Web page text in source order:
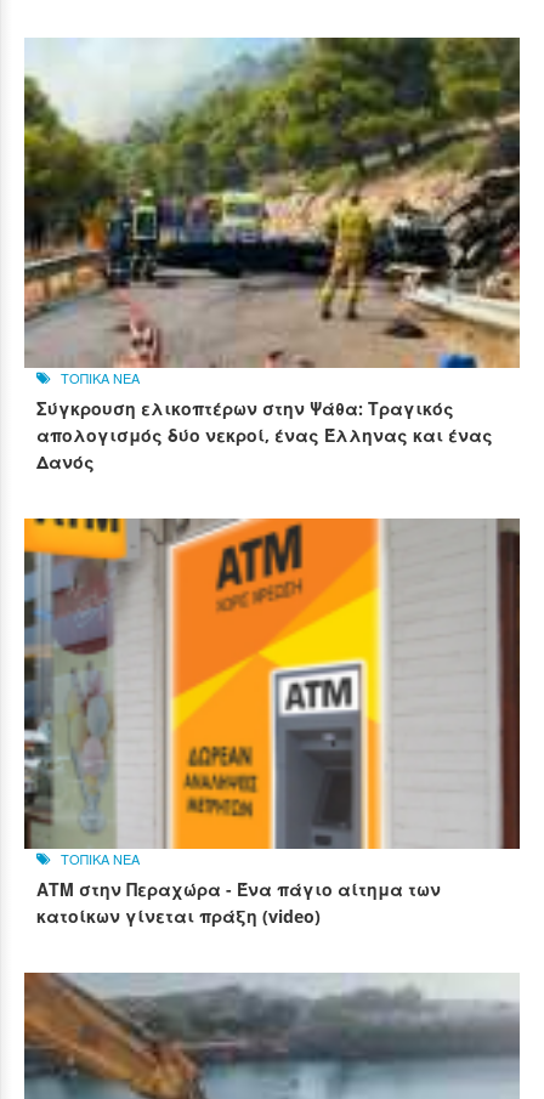
ΤΟΠΙΚΑ ΝΕΑ
Σύγκρουση ελικοπτέρων στην Ψάθα: Τραγικός
απολογισμός δύο νεκροί, ένας Έλληνας και ένας
Δανός
ΤΟΠΙΚΑ ΝΕΑ
ΑΤΜ στην Περαχώρα - Ένα πάγιο αίτημα των
κατοίκων γίνεται πράξη (video)